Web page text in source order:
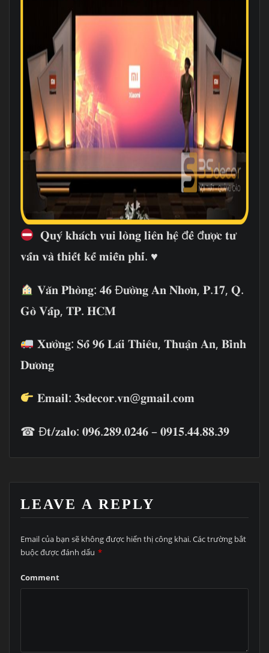
𝐐𝐮𝐲́ 𝐤𝐡𝐚́𝐜𝐡 𝐯𝐮𝐢 𝐥𝐨̀𝐧𝐠 𝐥𝐢𝐞̂𝐧 𝐡𝐞̣̂ đ𝐞̂̉ đ𝐮̛𝐨̛̣𝐜 𝐭𝐮̛
𝐯𝐚̂́𝐧 𝐯𝐚̀ 𝐭𝐡𝐢𝐞̂́𝐭 𝐤𝐞̂́ 𝐦𝐢𝐞̂̃𝐧 𝐩𝐡𝐢́. ♥
𝐕𝐚̆𝐧 𝐏𝐡𝐨̀𝐧𝐠: 𝟒𝟔 Đ𝐮̛𝐨̛̀𝐧𝐠 𝐀𝐧 𝐍𝐡𝐨̛𝐧, 𝐏.𝟏𝟕, 𝐐.
𝐆𝐨̀ 𝐕𝐚̂́𝐩, 𝐓𝐏. 𝐇𝐂𝐌
𝐗𝐮̛𝐨̛̉𝐧𝐠: 𝐒𝐨̂́ 𝟗𝟔 𝐋𝐚́𝐢 𝐓𝐡𝐢𝐞̂𝐮, 𝐓𝐡𝐮𝐚̣̂𝐧 𝐀𝐧, 𝐁𝐢̀𝐧𝐡
𝐃𝐮̛𝐨̛𝐧𝐠
𝐄𝐦𝐚𝐢𝐥: 𝟑𝐬𝐝𝐞𝐜𝐨𝐫.𝐯𝐧@𝐠𝐦𝐚𝐢𝐥.𝐜𝐨𝐦
☎ Đ𝐭/𝐳𝐚𝐥𝐨: 𝟎𝟗𝟔.𝟐𝟖𝟗.𝟎𝟐𝟒𝟔 – 𝟎𝟗𝟏𝟓.𝟒𝟒.𝟖𝟖.𝟑𝟗
LEAVE A REPLY
Email của bạn sẽ không được hiển thị công khai.Các trường bắt
buộc được đánh dấu *
Comment